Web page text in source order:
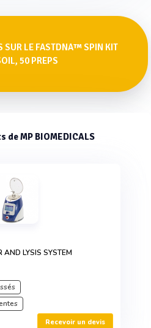
SUR LE FASTDNA™ SPIN KIT
50 PREPS
de MP BIOMEDICALS
AND LYSIS SYSTEM
Recevoir un devis